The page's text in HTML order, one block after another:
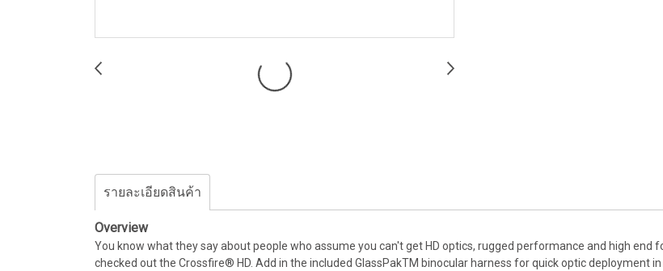
รายละเอียดสินค้า
Overview
You know what they say about people who assume you can't get HD optics, rugged performance and high
checked out the Crossfire® HD. Add in the included GlassPakTM binocular harness for quick optic